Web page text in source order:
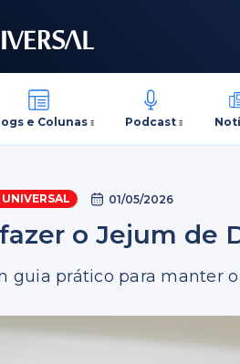
e Colunas Podcast
01/05/2026
o Jejum de
guia prático para manter o